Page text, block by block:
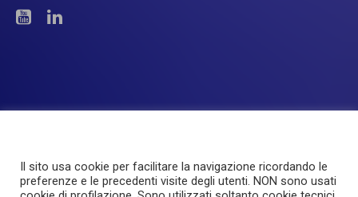
Le Aree I Prodotti Experience Servizi
Il sito usa cookie per facilitare la navigazione ricordando le
preferenze e le precedenti visite degli utenti. NON sono usati